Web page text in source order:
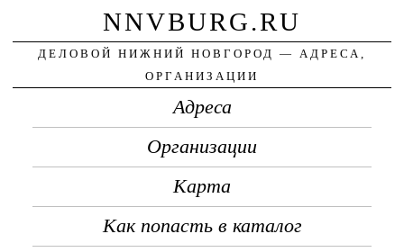
NNVBURG.RU
ДЕЛОВОЙ НИЖНИЙ НОВГОРОД — АДРЕСА,
ОРГАНИЗАЦИИ
Адреса
Организации
Карта
Как попасть в каталог